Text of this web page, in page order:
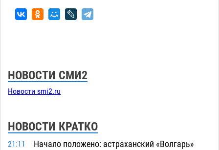
НОВОСТИ СМИ2
Новости smi2.ru
НОВОСТИ КРАТКО
21:11
Начало положено: астраханский «Волгарь»